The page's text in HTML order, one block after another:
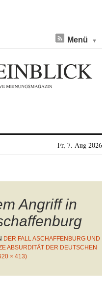
Menü
Fr, 7. Aug 2026
Angriff in
DER FALL ASCHAFFENBURG UND
ABSURDITÄT DER DEUTSCHEN
× 413)